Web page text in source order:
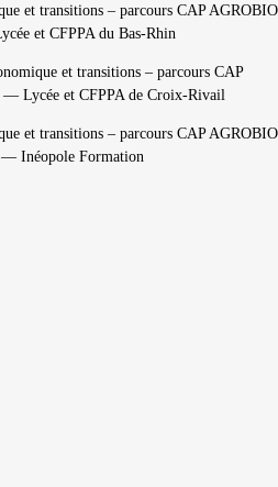
et transitions – parcours CAP AGROBIO
et CFPPA du Bas-Rhin
et transitions – parcours CAP
— Lycée et CFPPA de Croix-Rivail
et transitions – parcours CAP AGROBIO
— Inéopole Formation